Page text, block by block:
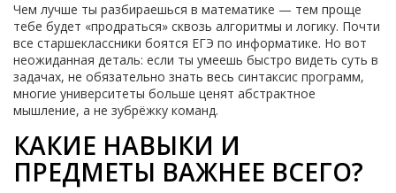
Чем лучше ты разбираешься в математике — тем проще
тебе будет «продраться» сквозь алгоритмы и логику. Почти
все старшеклассники боятся ЕГЭ по информатике. Но вот
неожиданная деталь: если ты умеешь быстро видеть суть в
задачах, не обязательно знать весь синтаксис программ,
многие университеты больше ценят абстрактное
мышление, а не зубрёжку команд.
КАКИЕ НАВЫКИ И
ПРЕДМЕТЫ ВАЖНЕЕ ВСЕГО?